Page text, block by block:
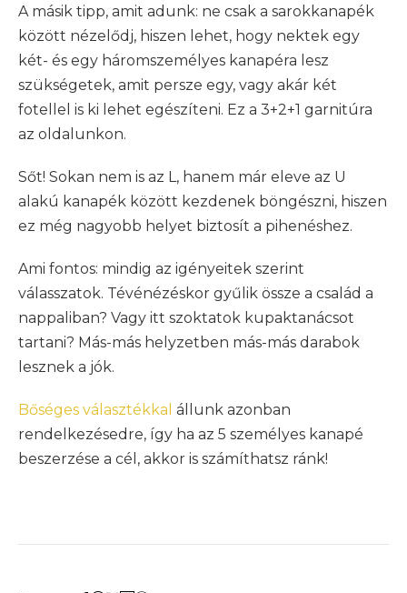
A másik tipp, amit adunk: ne csak a sarokkanapék
között nézelődj, hiszen lehet, hogy nektek egy
két- és egy háromszemélyes kanapéra lesz
szükségetek, amit persze egy, vagy akár két
fotellel is ki lehet egészíteni. Ez a 3+2+1 garnitúra
az oldalunkon.
Sőt! Sokan nem is az L, hanem már eleve az U
alakú kanapék között kezdenek böngészni, hiszen
ez még nagyobb helyet biztosít a pihenéshez.
Ami fontos: mindig az igényeitek szerint
válasszatok. Tévénézéskor gyűlik össze a család a
nappaliban? Vagy itt szoktatok kupaktanácsot
tartani? Más-más helyzetben más-más darabok
lesznek a jók.
Bőséges választékkal állunk azonban
rendelkezésedre, így ha az 5 személyes kanapé
beszerzése a cél, akkor is számíthatsz ránk!